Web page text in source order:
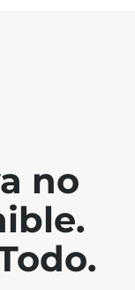
no